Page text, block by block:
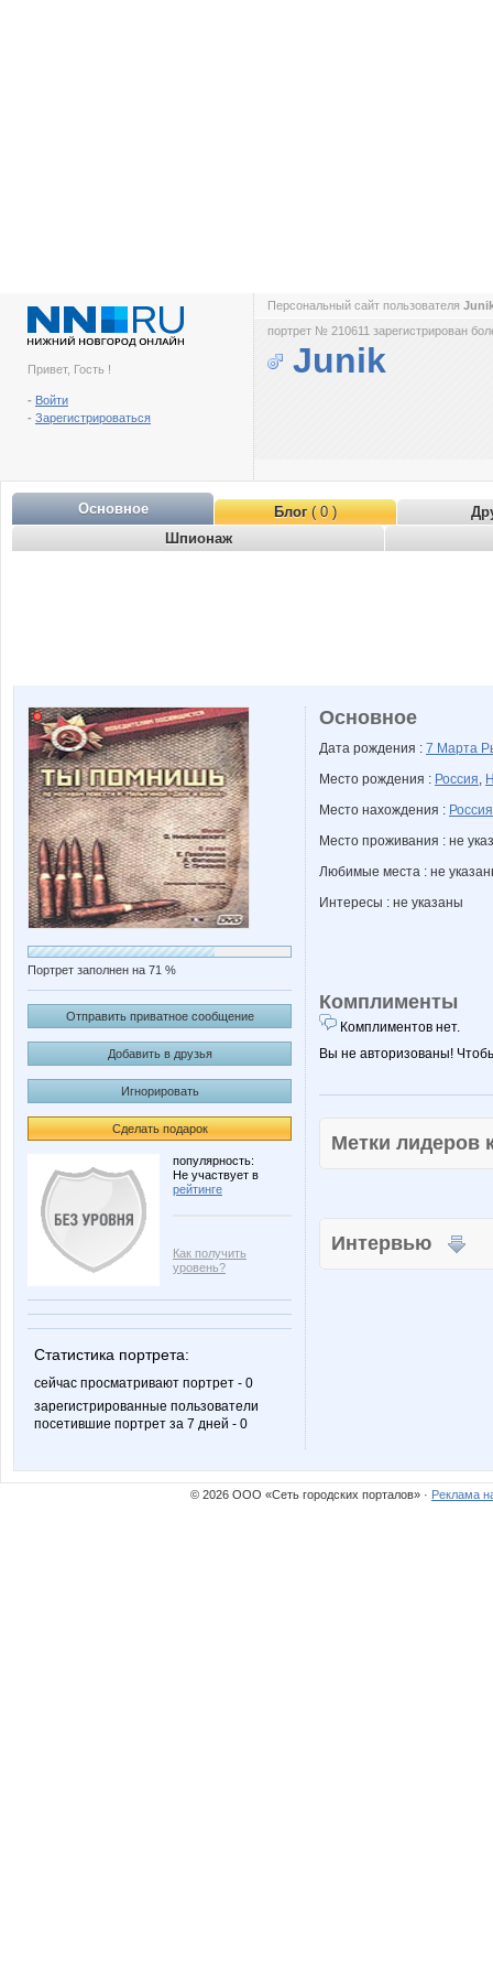
Привет, Гость !
- Войти
- Зарегистрироваться
Персональный сайт пользователя
портрет № 210611 зарегистрирован
Junik
Основное Блог( 0 )
Шпионаж
Портрет заполнен на 71 %
Отправить приватное сообщение
Добавить в друзья
Игнорировать
Сделать подарок
популярность:
Не участвует в
рейтинге
Как получить
уровень?
Статистика портрета:
сейчас просматривают портрет - 0
зарегистрированные пользователи
посетившие портрет за 7 дней - 0
Основное
Дата рождения : 7 Марта
Место рождения : Россия,
Место нахождения : Россия
Место проживания : не
Любимые места : не
Интересы : не указаны
Комплименты
Комплиментов нет.
Вы не авторизованы!
Метки
Интервью
© 2026 ООО «Сеть городских порталов» · Реклама